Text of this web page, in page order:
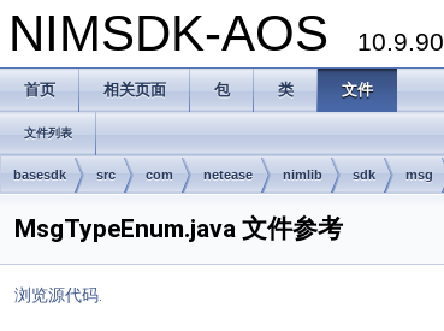
NIMSDK-AOS 10.9.90
首页 相关页面 包 类 文件
文件列表
basesdk src com netease nimlib sdk msg
MsgTypeEnum.java 文件参考
浏览源代码.